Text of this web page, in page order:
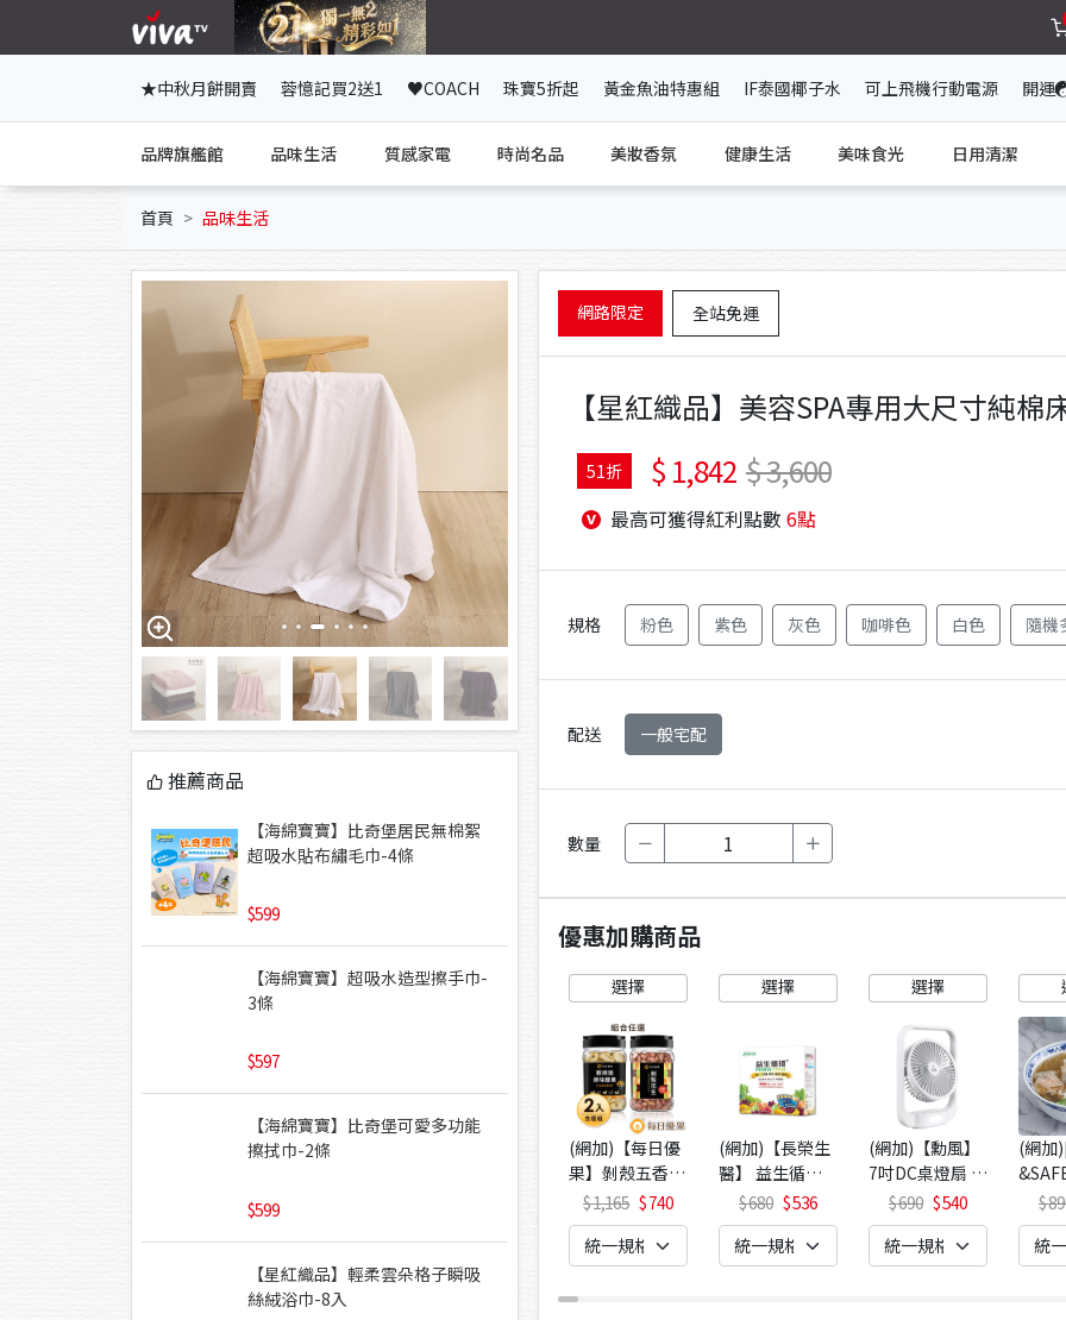
★中秋月餅開賣 蓉憶記買2送1 ♥COACH 珠寶5折起 黃金魚油特惠組 IF泰國椰子水 可上飛機行動電源 開運
品牌旗艦館 品味生活 質感家電 時尚名品 美妝香氛 健康生活 美味食光 日用清潔
首頁 品味生活
網路限定 全站免運
【星紅織品】美容SPA專用大尺寸純
51折 1,842 3,600
最高可獲得紅利點數 6點
規格 粉色 紫色 灰色 咖啡色 白色 隨機
配送 一般宅配
數量
優惠加購商品
(網加)【每日優
果】剝殼五香花
生350G+罐裝原
味烘焙腰果320
1,165 740
(網加)【長榮生
醫】 益生循環
專利蔬暢配方輕
體順暢(30包/
盒)x1
680 536
(網加)【勳風】
7吋DC桌燈扇 H
FB-S0630
690 540
(網加
蝦餛
包)x4
推薦商品
【海綿寶寶】比奇堡居民無棉絮
超吸水貼布繡毛巾-4條
599
【海綿寶寶】超吸水造型擦手巾-
3條
597
【海綿寶寶】比奇堡可愛多功能
擦拭巾-2條
599
【星紅織品】輕柔雲朵格子瞬吸
絲絨浴巾-8入